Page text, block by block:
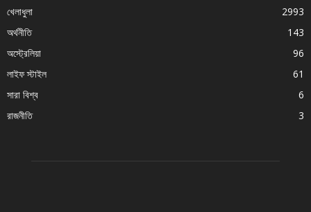
খেলাধুলা
2993
অর্থনীতি
143
অস্ট্রেলিয়া
96
লাইফ স্টাইল
61
সারা বিশ্ব
6
রাজনীতি
3